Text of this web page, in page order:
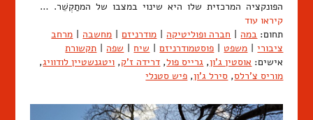
הפונקציה המרכזית שלו היא שינוי במצבו של המתַקְשֵׁר. …
קיראו עוד
תחום: במה | חברה ופוליטיקה | מודרניזם | מחשבה | מרחב
ציבורי | משפט | פוסטמודרניזם | שיח | שפה | תקשורת
אישים: אוסטין ג'ון, גרייס פול, דרידה ז'ק, ויטגנשטיין לודוויג,
מוריס צ'רלס, סירל ג'ון, פיש סטנלי